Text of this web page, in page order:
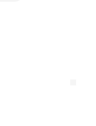
月結算日後寄送繳費提